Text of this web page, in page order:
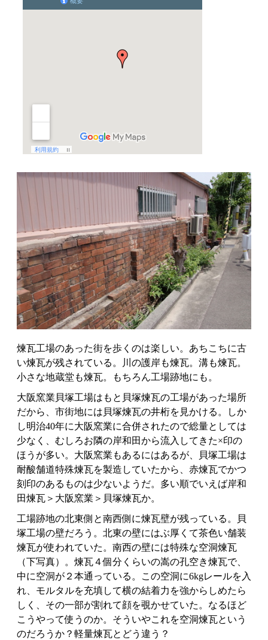
煉瓦工場のあった街を歩くのは楽しい。あちこちに古
い煉瓦が残されている。川の護岸も煉瓦。溝も煉瓦。
小さな地蔵堂も煉瓦。もちろん工場跡地にも。
大阪窯業貝塚工場はもと貝塚煉瓦の工場があった場所
だから、市街地には貝塚煉瓦の井桁を見かける。しか
し明治40年に大阪窯業に合併されたので総量としては
少なく、むしろお隣の岸和田から流入してきた×印の
ほうが多い。大阪窯業もあるにはあるが、貝塚工場は
耐酸舗道特殊煉瓦を製造していたから、赤煉瓦でかつ
刻印のあるものは少ないようだ。多い順でいえば岸和
田煉瓦＞大阪窯業＞貝塚煉瓦か。
工場跡地の北東側と南西側に煉瓦壁が残っている。貝
塚工場の壁だろう。北東の壁にはぶ厚くて茶色い舗装
煉瓦が使われていた。南西の壁には特殊な空洞煉瓦
（下写真）。煉瓦４個分くらいの嵩の孔空き煉瓦で、
中に空洞が２本通っている。この空洞に6kgレールを入
れ、モルタルを充填して横の結着力を強からしめたら
しく、その一部が割れて顔を覗かせていた。なるほど
こうやって使うのか。そういやこれを空洞煉瓦という
のだろうか？軽量煉瓦とどう違う？